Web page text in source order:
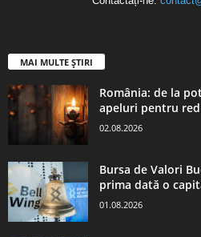
MAI MULTE ȘTIRI
România: de la
apeluri pentru
02.08.2026
Bursa de Valori
prima dată o
01.08.2026